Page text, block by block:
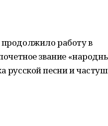
работу в
звание
русской песни и